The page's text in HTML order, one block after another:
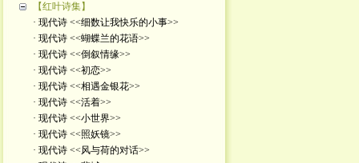
【红叶诗集】
· 现代诗 <<细数让我快乐的小事>>
· 现代诗 <<蝴蝶兰的花语>>
· 现代诗 <<倒叙情缘>>
· 现代诗 <<初恋>>
· 现代诗 <<相遇金银花>>
· 现代诗 <<活着>>
· 现代诗 <<小世界>>
· 现代诗 <<照妖镜>>
· 现代诗 <<风与荷的对话>>